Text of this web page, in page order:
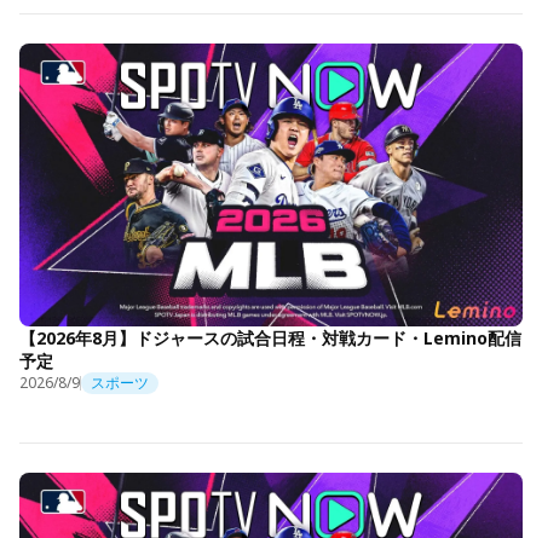
【2026年8月】ドジャースの試合日程・対戦カード・Lemino配信
予定
2026/8/9 スポーツ